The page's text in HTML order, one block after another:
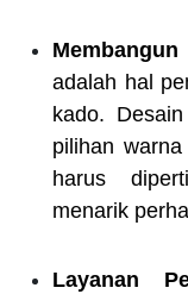
adalah hal
kado.
pilihan
harus
menarik
Layanan